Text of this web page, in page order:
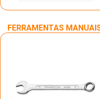
FERRAMENTAS